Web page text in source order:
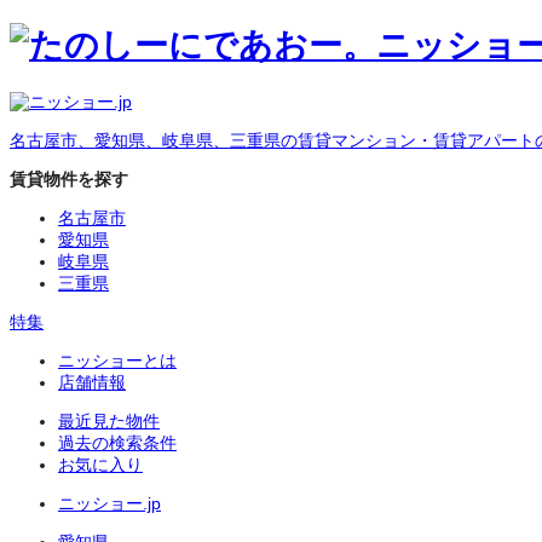
名古屋市、愛知県、岐阜県、三重県の賃貸マンション・賃貸アパート
賃貸物件を探す
名古屋市
愛知県
岐阜県
三重県
特集
ニッショーとは
店舗情報
最近見た物件
過去の検索条件
お気に入り
ニッショー.jp